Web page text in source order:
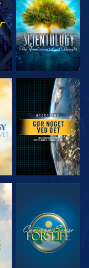
UDFORSK
SERIEN
SE
SE